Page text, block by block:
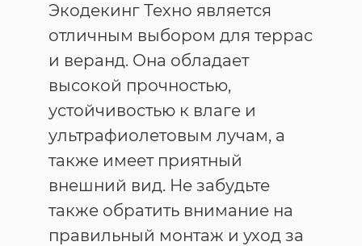
Экодекинг Техно является
отличным выбором для террас
и веранд. Она обладает
высокой прочностью,
устойчивостью к влаге и
ультрафиолетовым лучам, а
также имеет приятный
внешний вид. Не забудьте
также обратить внимание на
правильный монтаж и уход за